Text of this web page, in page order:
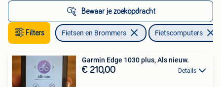
Bewaar je zoekopdracht
Filters Fietsen en Brommers Fietscomputers
Garmin Edge 1030 plus, Als nieuw.
€ 210,00 Details